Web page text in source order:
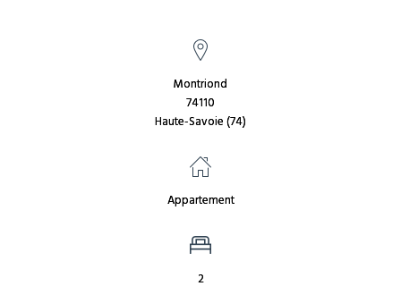
Montriond
74110
Haute-Savoie (74)
Appartement
2